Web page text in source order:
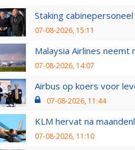
Staking
07-08-2026, 15:11
Malaysia Airlines
07-08-2026, 14:07
Airbus op koers voor
07-08-2026, 11:44
KLM hervat na
07-08-2026, 11:10